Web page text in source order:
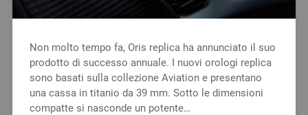
Non molto tempo fa, Oris replica ha annunciato il suo
prodotto di successo annuale. I nuovi orologi replica
sono basati sulla collezione Aviation e presentano
una cassa in titanio da 39 mm. Sotto le dimensioni
compatte si nasconde un potente…